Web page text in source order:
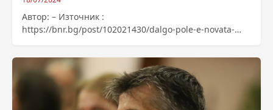
Автор: – Източник :
https://bnr.bg/post/102021430/dalgo-pole-e-novata-